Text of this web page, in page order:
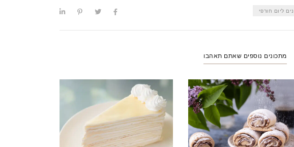
ליום חורפי
מתכונים נוספים שאתם תאהבו